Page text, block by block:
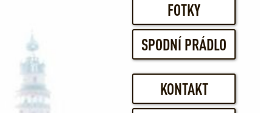
FOTKY
SPODNÍ PRÁDLO
KONTAKT